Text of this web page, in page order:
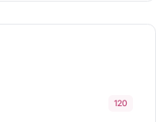
120